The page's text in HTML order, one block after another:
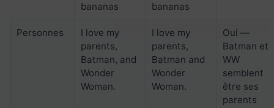
bananas
bananas
Personnes
I love my
parents,
Batman, and
Wonder
Woman.
I love my
parents,
Batman and
Wonder
Woman.
Oui —
Batman et
WW
semblent
être ses
parents